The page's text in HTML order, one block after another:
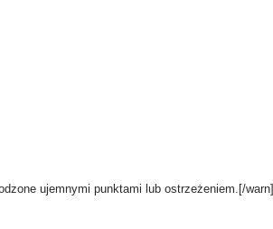
ujemnymi punktami lub ostrzeżeniem.[/warn]